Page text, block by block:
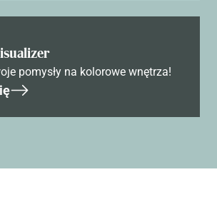
pomysły na kolorowe wnętrza!